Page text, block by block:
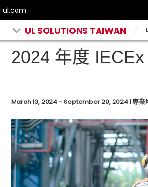
ul.com
UL SOLUTIONS TAIWAN
2024 年度
March 13, 2024 - September 20, 2024 | 專業